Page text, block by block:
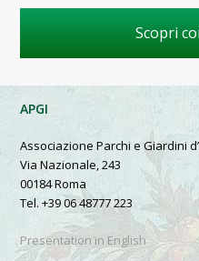
Scopri
APGI
Associazione Parchi e Giardini
Via Nazionale, 243
00184 Roma
Tel. +39 06 48777 223
Presentation in English